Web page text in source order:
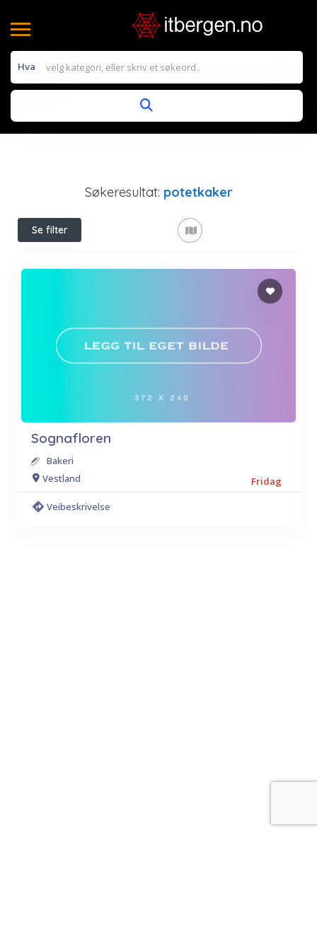
Hva
Søkeresultat: potetkaker
Se filter
Sognafloren
Bakeri
Vestland
Fridag
Veibeskrivelse